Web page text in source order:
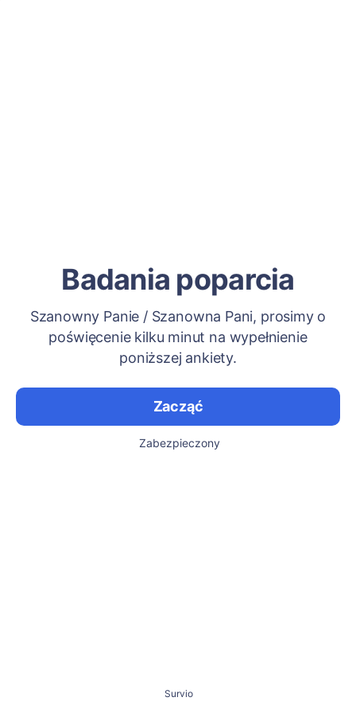
Badania poparcia
Szanowny Panie / Szanowna Pani, prosimy o
poświęcenie kilku minut na wypełnienie
poniższej ankiety.
Zacząć
Zabezpieczony
Survio